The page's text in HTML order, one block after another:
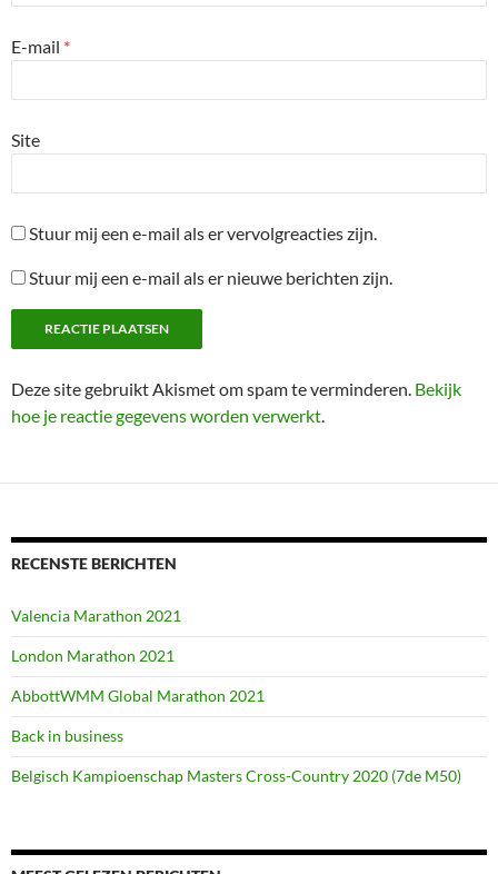
E-mail *
Site
Stuur mij een e-mail als er vervolgreacties zijn.
Stuur mij een e-mail als er nieuwe berichten zijn.
Deze site gebruikt Akismet om spam te verminderen. Bekijk
hoe je reactie gegevens worden verwerkt.
RECENSTE BERICHTEN
Valencia Marathon 2021
London Marathon 2021
AbbottWMM Global Marathon 2021
Back in business
Belgisch Kampioenschap Masters Cross-Country 2020 (7de M50)